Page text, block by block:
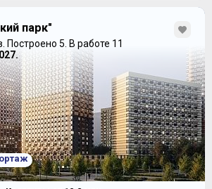
парк"
Построено 5. В работе 11